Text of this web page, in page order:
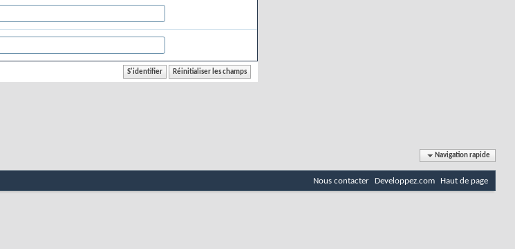
Navigation rapide
Nous contacter Developpez.com Haut de page